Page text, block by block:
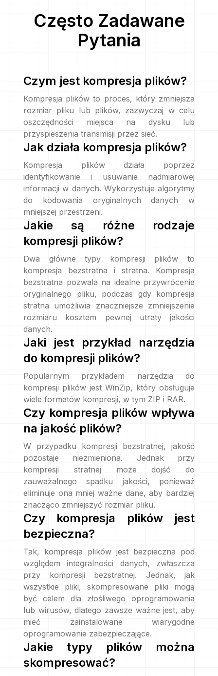
Często Zadawane
Pytania
Czym jest kompresja plików?
Kompresja plików to proces, który zmniejsza
rozmiar pliku lub plików, zazwyczaj w celu
oszczędności miejsca na dysku lub
przyspieszenia transmisji przez sieć.
Jak działa kompresja plików?
Kompresja plików działa poprzez
identyfikowanie i usuwanie nadmiarowej
informacji w danych. Wykorzystuje algorytmy
do kodowania oryginalnych danych w
mniejszej przestrzeni.
Jakie są różne rodzaje
kompresji plików?
Dwa główne typy kompresji plików to
kompresja bezstratna i stratna. Kompresja
bezstratna pozwala na idealne przywrócenie
oryginalnego pliku, podczas gdy kompresja
stratna umożliwia znaczniejsze zmniejszenie
rozmiaru kosztem pewnej utraty jakości
danych.
Jaki jest przykład narzędzia
do kompresji plików?
Popularnym przykładem narzędzia do
kompresji plików jest WinZip, który obsługuje
wiele formatów kompresji, w tym ZIP i RAR.
Czy kompresja plików wpływa
na jakość plików?
W przypadku kompresji bezstratnej, jakość
pozostaje niezmieniona. Jednak przy
kompresji stratnej może dojść do
zauważalnego spadku jakości, ponieważ
eliminuje ona mniej ważne dane, aby bardziej
znacząco zmniejszyć rozmiar pliku.
Czy kompresja plików jest
bezpieczna?
Tak, kompresja plików jest bezpieczna pod
względem integralności danych, zwłaszcza
przy kompresji bezstratnej. Jednak, jak
wszystkie pliki, skompresowane pliki mogą
być celem dla złośliwego oprogramowania
lub wirusów, dlatego zawsze ważne jest, aby
mieć zainstalowane wiarygodne
oprogramowanie zabezpieczające.
Jakie typy plików można
skompresować?